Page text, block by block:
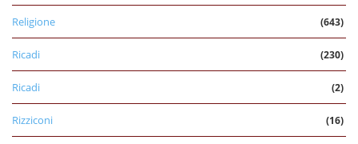
Religione (643)
Ricadi (230)
Ricadi (2)
Rizziconi (16)